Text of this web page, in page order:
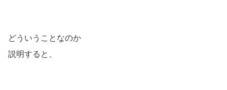
どういうことなのか
説明すると、